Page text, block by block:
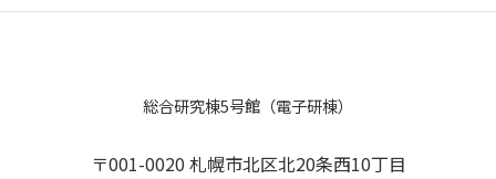
総合研究棟5号館（電子研棟）
〒001-0020 札幌市北区北20条西10丁目